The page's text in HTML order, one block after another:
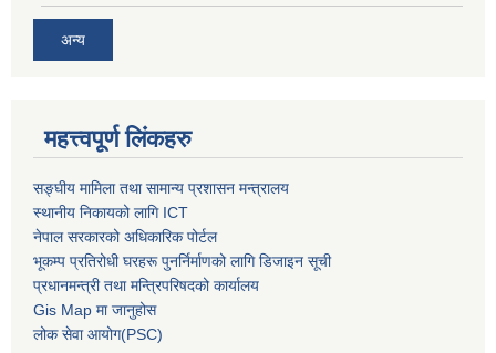
अन्य
महत्त्वपूर्ण लिंकहरु
सङ्घीय मामिला तथा सामान्य प्रशासन मन्त्रालय
स्थानीय निकायको लागि ICT
नेपाल सरकारको अधिकारिक पोर्टल
भूकम्प प्रतिरोधी घरहरू पुनर्निर्माणको लागि डिजाइन सूची
प्रधानमन्त्री तथा मन्त्रिपरिषदको कार्यालय
Gis Map मा जानुहोस
लोक सेवा आयोग(PSC)